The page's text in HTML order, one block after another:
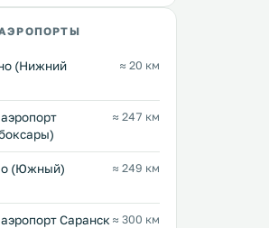
(Нижний
≈ 20 км
≈ 247 км
(Южный)
≈ 249 км
Саранск ≈ 300 км